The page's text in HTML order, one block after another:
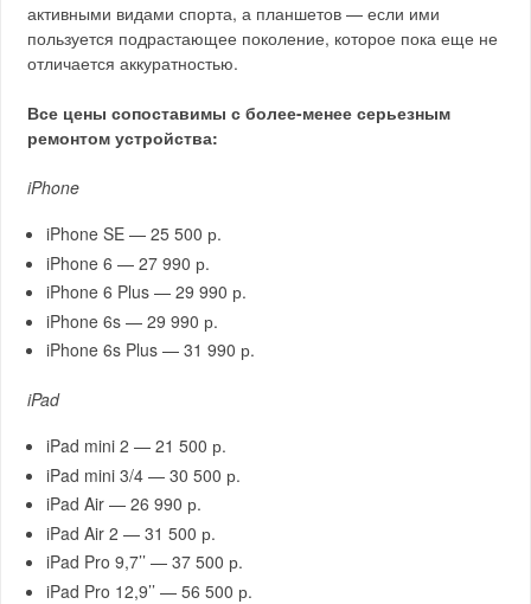
активными видами спорта, а планшетов — если ими
пользуется подрастающее поколение, которое пока еще не
отличается аккуратностью.
Все цены сопоставимы с более-менее серьезным
ремонтом устройства:
iPhone
iPhone SE — 25 500 р.
iPhone 6 — 27 990 р.
iPhone 6 Plus — 29 990 р.
iPhone 6s — 29 990 р.
iPhone 6s Plus — 31 990 р.
iPad
iPad mini 2 — 21 500 р.
iPad mini 3/4 — 30 500 р.
iPad Air — 26 990 р.
iPad Air 2 — 31 500 р.
iPad Pro 9,7’’ — 37 500 р.
iPad Pro 12,9’’ — 56 500 р.